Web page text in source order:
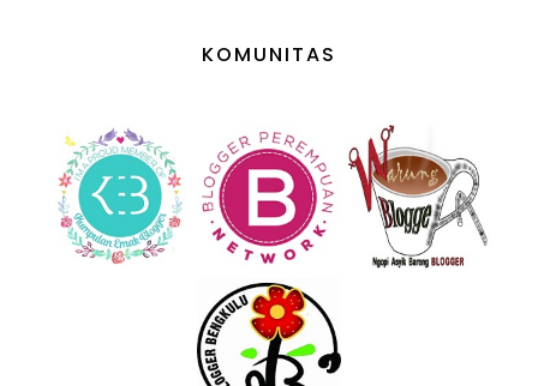
KOMUNITAS